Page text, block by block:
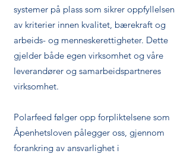
systemer på plass som sikrer oppfyllelsen
av kriterier innen kvalitet, bærekraft og
arbeids- og menneskerettigheter. Dette
gjelder både egen virksomhet og våre
leverandører og samarbeidspartneres
virksomhet.
Polarfeed følger opp forpliktelsene som
Åpenhetsloven pålegger oss, gjennom
forankring av ansvarlighet i